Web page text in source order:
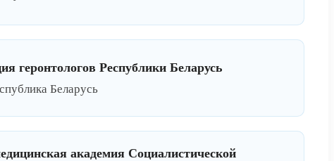
геронтологов Республики Беларусь
Беларусь
академия Социалистической